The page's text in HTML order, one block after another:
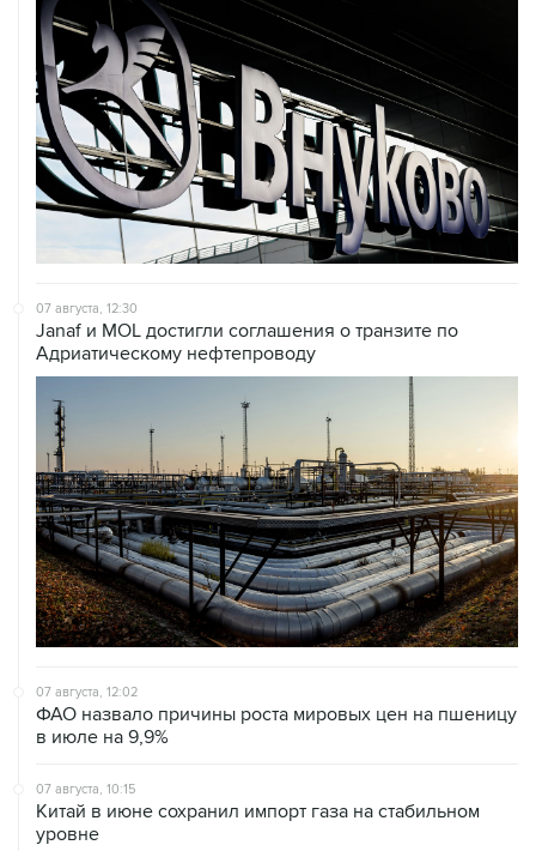
07 августа, 12:30
Janaf и MOL достигли соглашения о транзите по
Адриатическому нефтепроводу
07 августа, 12:02
ФАО назвало причины роста мировых цен на пшеницу
в июле на 9,9%
07 августа, 10:15
Китай в июне сохранил импорт газа на стабильном
уровне